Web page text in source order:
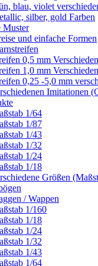
blau, violet
silber, gold Farben
Muster
und einfache Formen
0,5 mm
1,0 mm
0,25 -5,0 mm
Imitationen
1/64
1/87
1/43
1/32
1/24
1/18
Größen
/ Wappen
1/160
1/18
1/24
1/32
1/43
1/64